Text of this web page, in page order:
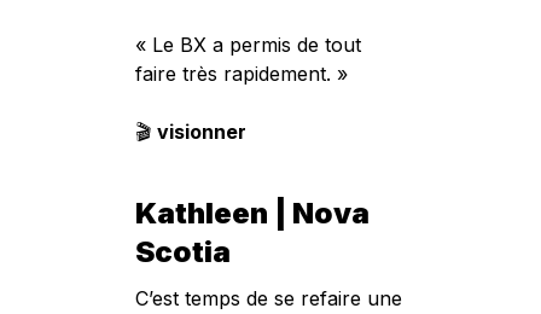
« Le BX a permis de tout
faire très rapidement. »
🎬 visionner
Kathleen | Nova
Scotia
C’est temps de se refaire une